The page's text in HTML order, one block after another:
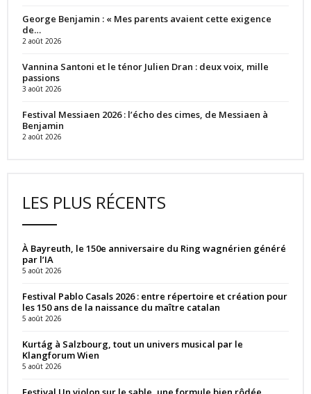
George Benjamin : « Mes parents avaient cette exigence
de…
2 août 2026
Vannina Santoni et le ténor Julien Dran : deux voix, mille
passions
3 août 2026
Festival Messiaen 2026 : l’écho des cimes, de Messiaen à
Benjamin
2 août 2026
LES PLUS RÉCENTS
À Bayreuth, le 150e anniversaire du Ring wagnérien généré
par l’IA
5 août 2026
Festival Pablo Casals 2026 : entre répertoire et création pour
les 150 ans de la naissance du maître catalan
5 août 2026
Kurtág à Salzbourg, tout un univers musical par le
Klangforum Wien
5 août 2026